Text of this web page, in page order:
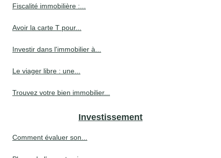
Fiscalité immobilière :...
Avoir la carte T pour...
Investir dans l'immobilier à...
Le viager libre : une...
Trouvez votre bien immobilier...
Investissement
Comment évaluer son...